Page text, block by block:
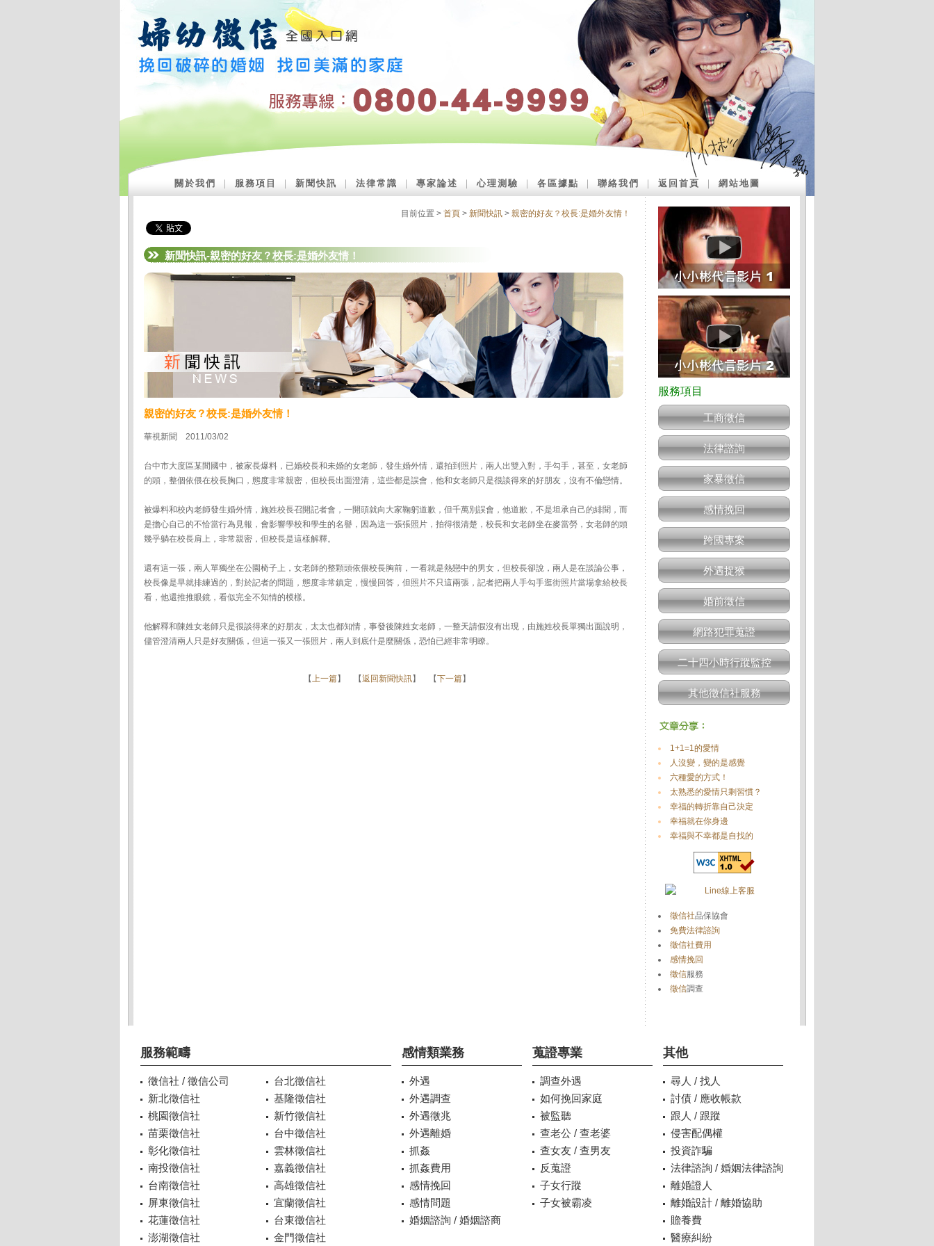
關於我們 服務項目 新聞快訊 法律常識 專家論述 ｜心理測驗 各區據點 聯絡我們 返回首頁 網站地圖
目前位置 > 首頁 > 新聞快訊 > 親密的好友？校長:是婚外友情！
新聞快訊-親密的好友？校長:是婚外友情！
親密的好友？校長:是婚外友情！
華視新聞 2011/03/02
台中市大度區某間國中，被家長爆料，已婚校長和未婚的女老師，發生婚外情，還拍到照片，兩人出雙入對，手勾手，甚至，女老師
的頭，整個依偎在校長胸口，態度非常親密，但校長出面澄清，這些都是誤會，他和女老師只是很談得來的好朋友，沒有不倫戀情。
被爆料和校內老師發生婚外情，施姓校長召開記者會，一開頭就向大家鞠躬道歉，但千萬別誤會，他道歉，不是坦承自己的緋聞，而
是擔心自己的不恰當行為見報，會影響學校和學生的名譽，因為這一張張照片，拍得很清楚，校長和女老師坐在麥當勞，女老師的頭
幾乎躺在校長肩上，非常親密，但校長是這樣解釋。
還有這一張，兩人單獨坐在公園椅子上，女老師的整顆頭依偎校長胸前，一看就是熱戀中的男女，但校長卻說，兩人是在談論公事，
校長像是早就排練過的，對於記者的問題，態度非常鎮定，慢慢回答，但照片不只這兩張，記者把兩人手勾手逛街照片當場拿給校長
看，他還推推眼鏡，看似完全不知情的模樣。
他解釋和陳姓女老師只是很談得來的好朋友，太太也都知情，事發後陳姓女老師，一整天請假沒有出現，由施姓校長單獨出面說明，
儘管澄清兩人只是好友關係，但這一張又一張照片，兩人到底什是麼關係，恐怕已經非常明瞭。
【上一篇】 【返回新聞快訊】 【下一篇】
工商徵信
法律諮詢
家暴徵信
感情挽回
跨國專案
外遇捉猴
婚前徵信
網路犯罪蒐證
二十四小時行蹤監控
其他徵信社服務
1+1=1的愛情
人沒變，變的是感覺
六種愛的方式！
太熟悉的愛情只剩習慣？
幸福的轉折靠自己決定
幸福就在你身邊
幸福與不幸都是自找的
徵信社品保協會
免費法律諮詢
徵信社費用
感情挽回
徵信服務
徵信調查
服務範疇
徵信社 / 徵信公司
台北徵信社
新北徵信社
基隆徵信社
桃園徵信社
新竹徵信社
苗栗徵信社
台中徵信社
彰化徵信社
雲林徵信社
南投徵信社
嘉義徵信社
台南徵信社
高雄徵信社
屏東徵信社
宜蘭徵信社
花蓮徵信社
台東徵信社
澎湖徵信社
金門徵信社
感情類業務
外遇
外遇調查
外遇徵兆
外遇離婚
抓姦
抓姦費用
感情挽回
感情問題
婚姻諮詢 / 婚姻諮商
蒐證專業
調查外遇
如何挽回家庭
被監聽
查老公 / 查老婆
查女友 / 查男友
反蒐證
子女行蹤
子女被霸凌
其他
尋人 / 找人
討債 / 應收帳款
跟人 / 跟蹤
侵害配偶權
投資詐騙
法律諮詢 / 婚姻法律諮詢
離婚證人
離婚設計 / 離婚協助
贍養費
醫療糾紛